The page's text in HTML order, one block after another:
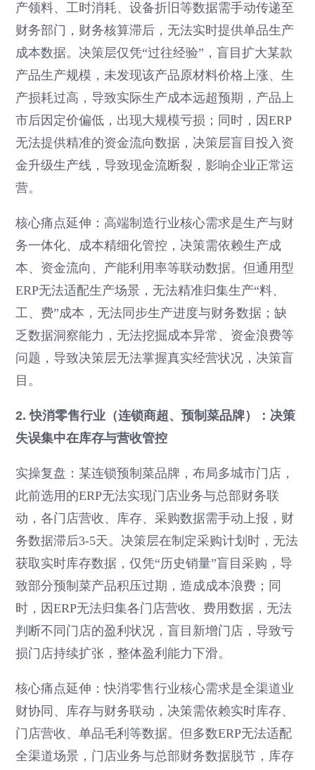
产领料、工时消耗、设备折旧等数据需手动传递至
财务部门，财务核算滞后，无法实时提供单品生产
成本数据。决策层仅凭“过往经验”，盲目扩大某款
产品生产规模，未发现该产品原材料价格上涨、生
产损耗过高，导致实际生产成本远超预期，产品上
市后因定价偏低，出现大规模亏损；同时，因ERP
无法提供精准的资金流向数据，决策层盲目投入资
金升级生产线，导致现金流断裂，影响企业正常运
营。
核心痛点延伸：高端制造行业核心需求是生产与财
务一体化、成本精细化管控，决策需依赖生产成
本、资金流向、产能利用率等联动数据。但通用型
ERP无法适配生产场景，无法精准归集生产“料、
工、费”成本，无法同步生产进度与财务数据；缺
乏数据洞察能力，无法挖掘成本异常、资金浪费等
问题，导致决策层无法掌握真实经营状况，决策盲
目。
2. 快消零售行业（连锁商超、预制菜品牌）：决策
失误集中在库存与营收管控
实操复盘：某连锁预制菜品牌，布局多城市门店，
此前选用的ERP无法实现门店业务与总部财务联
动，各门店营收、库存、采购数据需手动上报，财
务数据滞后3-5天。决策层在制定采购计划时，无法
获取实时库存数据，仅凭“历史销量”盲目采购，导
致部分预制菜产品积压过期，造成成本浪费；同
时，因ERP无法归集各门店营收、费用数据，无法
判断不同门店的盈利状况，盲目新增门店，导致亏
损门店持续扩张，整体盈利能力下滑。
核心痛点延伸：快消零售行业核心需求是全渠道业
财协同、库存与财务联动，决策需依赖实时库存、
门店营收、单品毛利等数据。但多数ERP无法适配
全渠道场景，门店业务与总部财务数据脱节，库存